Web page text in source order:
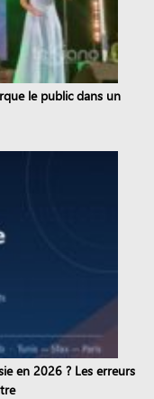
le public dans un
en 2026 ? Les erreurs